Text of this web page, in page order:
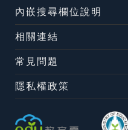
內嵌搜尋欄位說明
相關連結
常見問題
隱私權政策